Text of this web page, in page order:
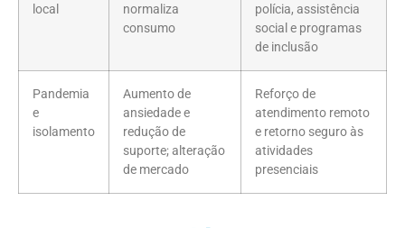
local
normaliza
consumo
polícia, assistência
social e programas
de inclusão
Pandemia
e
isolamento
Aumento de
ansiedade e
redução de
suporte; alteração
de mercado
Reforço de
atendimento remoto
e retorno seguro às
atividades
presenciais